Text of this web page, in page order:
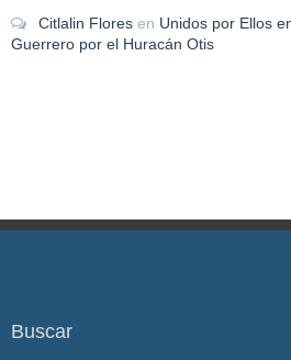
Citlalin Flores en Unidos por Ellos
Guerrero por el Huracán Otis
Buscar